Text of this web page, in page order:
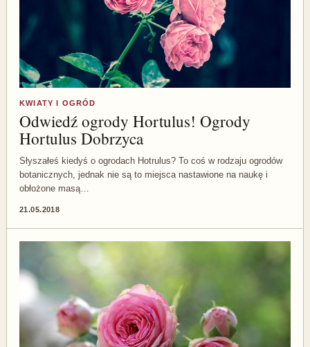
KWIATY I OGRÓD
Odwiedź ogrody Hortulus! Ogrody
Hortulus Dobrzyca
Słyszałeś kiedyś o ogrodach Hotrulus? To coś w rodzaju ogrodów
botanicznych, jednak nie są to miejsca nastawione na naukę i
obłożone masą…
21.05.2018